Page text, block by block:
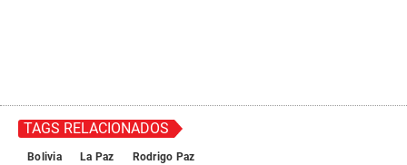
TAGS RELACIONADOS
Bolivia La Paz Rodrigo Paz